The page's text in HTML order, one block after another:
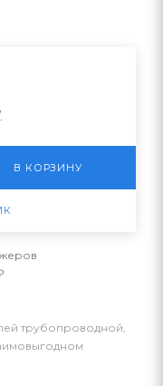
В КОРЗИНУ
трубопроводной,